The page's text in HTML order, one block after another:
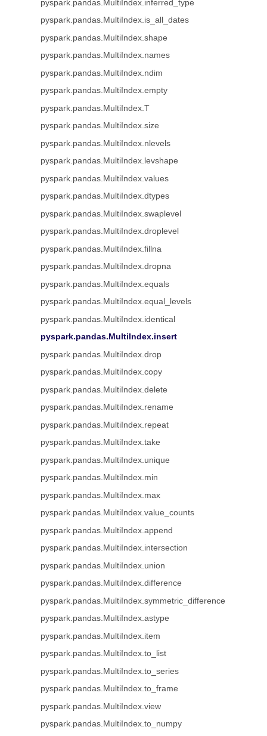
pyspark.pandas.MultiIndex.inferred_type
pyspark.pandas.MultiIndex.is_all_dates
pyspark.pandas.MultiIndex.shape
pyspark.pandas.MultiIndex.names
pyspark.pandas.MultiIndex.ndim
pyspark.pandas.MultiIndex.empty
pyspark.pandas.MultiIndex.T
pyspark.pandas.MultiIndex.size
pyspark.pandas.MultiIndex.nlevels
pyspark.pandas.MultiIndex.levshape
pyspark.pandas.MultiIndex.values
pyspark.pandas.MultiIndex.dtypes
pyspark.pandas.MultiIndex.swaplevel
pyspark.pandas.MultiIndex.droplevel
pyspark.pandas.MultiIndex.fillna
pyspark.pandas.MultiIndex.dropna
pyspark.pandas.MultiIndex.equals
pyspark.pandas.MultiIndex.equal_levels
pyspark.pandas.MultiIndex.identical
pyspark.pandas.MultiIndex.insert
pyspark.pandas.MultiIndex.drop
pyspark.pandas.MultiIndex.copy
pyspark.pandas.MultiIndex.delete
pyspark.pandas.MultiIndex.rename
pyspark.pandas.MultiIndex.repeat
pyspark.pandas.MultiIndex.take
pyspark.pandas.MultiIndex.unique
pyspark.pandas.MultiIndex.min
pyspark.pandas.MultiIndex.max
pyspark.pandas.MultiIndex.value_counts
pyspark.pandas.MultiIndex.append
pyspark.pandas.MultiIndex.intersection
pyspark.pandas.MultiIndex.union
pyspark.pandas.MultiIndex.difference
pyspark.pandas.MultiIndex.symmetric_difference
pyspark.pandas.MultiIndex.astype
pyspark.pandas.MultiIndex.item
pyspark.pandas.MultiIndex.to_list
pyspark.pandas.MultiIndex.to_series
pyspark.pandas.MultiIndex.to_frame
pyspark.pandas.MultiIndex.view
pyspark.pandas.MultiIndex.to_numpy